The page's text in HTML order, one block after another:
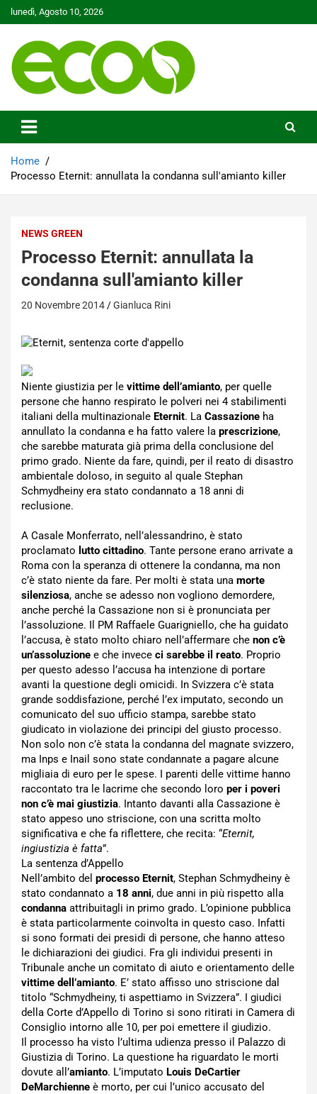
Skip
to
lunedì, Agosto 10, 2026
Ecoo.it
Home
Processo Eternit: annullata la condanna sull'amianto killer
NEWS GREEN
Processo Eternit: annullata la
condanna sull'amianto killer
20 Novembre 2014 Gianluca Rini
Niente giustizia per le vittime dell’amianto, per quelle
persone che hanno respirato le polveri nei 4 stabilimenti
italiani della multinazionale Eternit. La Cassazione ha
annullato la condanna e ha fatto valere la prescrizione,
che sarebbe maturata già prima della conclusione del
primo grado. Niente da fare, quindi, per il reato di disastro
ambientale doloso, in seguito al quale Stephan
Schmydheiny era stato condannato a 18 anni di
reclusione.
A Casale Monferrato, nell’alessandrino, è stato
proclamato lutto cittadino. Tante persone erano arrivate a
Roma con la speranza di ottenere la condanna, ma non
c’è stato niente da fare. Per molti è stata una morte
silenziosa, anche se adesso non vogliono demordere,
anche perché la Cassazione non si è pronunciata per
l’assoluzione. Il PM Raffaele Guarigniello, che ha guidato
l’accusa, è stato molto chiaro nell’affermare che non c’è
un’assoluzione e che invece ci sarebbe il reato. Proprio
per questo adesso l’accusa ha intenzione di portare
avanti la questione degli omicidi. In Svizzera c’è stata
grande soddisfazione, perché l’ex imputato, secondo un
comunicato del suo ufficio stampa, sarebbe stato
giudicato in violazione dei principi del giusto processo.
Non solo non c’è stata la condanna del magnate svizzero,
ma Inps e Inail sono state condannate a pagare alcune
migliaia di euro per le spese. I parenti delle vittime hanno
raccontato tra le lacrime che secondo loro per i poveri
non c’è mai giustizia. Intanto davanti alla Cassazione è
stato appeso uno striscione, con una scritta molto
significativa e che fa riflettere, che recita: “Eternit,
ingiustizia è fatta”.
La sentenza d’Appello
Nell’ambito del processo Eternit, Stephan Schmydheiny è
stato condannato a 18 anni, due anni in più rispetto alla
condanna attribuitagli in primo grado. L’opinione pubblica
è stata particolarmente coinvolta in questo caso. Infatti
si sono formati dei presidi di persone, che hanno atteso
le dichiarazioni dei giudici. Fra gli individui presenti in
Tribunale anche un comitato di aiuto e orientamento delle
vittime dell’amianto. E’ stato affisso uno striscione dal
titolo “Schmydheiny, ti aspettiamo in Svizzera”. I giudici
della Corte d’Appello di Torino si sono ritirati in Camera di
Consiglio intorno alle 10, per poi emettere il giudizio.
Il processo ha visto l’ultima udienza presso il Palazzo di
Giustizia di Torino. La questione ha riguardato le morti
dovute all’amianto. L’imputato Louis DeCartier
DeMarchienne è morto, per cui l’unico accusato del